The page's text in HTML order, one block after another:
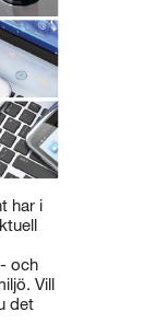
har i
och
Vill
det